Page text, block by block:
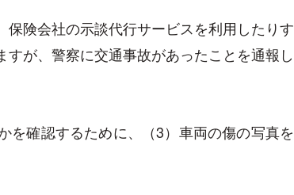
険会社の示談代行サービスを利用したりす
が、警察に交通事故があったことを通報し
を確認するために、（3）車両の傷の写真を